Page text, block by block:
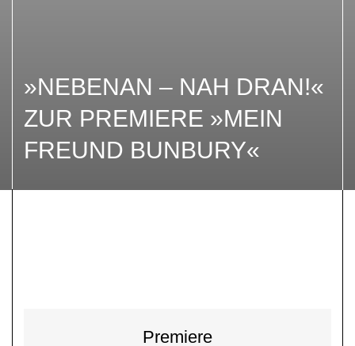
»NEBENAN – NAH DRAN!«
ZUR PREMIERE »MEIN
FREUND BUNBURY«
Premiere